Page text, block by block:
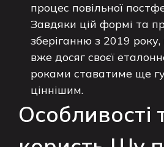
процес повільної
Завдяки цій формі та
зберіганню з 2019
вже досяг своєї
роками ставатиме ще
ціннішим.
Особливості